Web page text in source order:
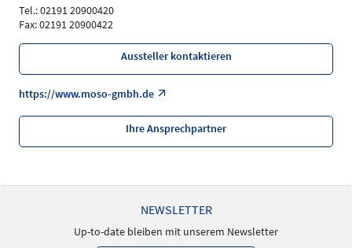
Tel.: 02191 20900420
Fax: 02191 20900422
Aussteller kontaktieren
https://www.moso-gmbh.de
Ihre Ansprechpartner
NEWSLETTER
Up-to-date bleiben mit unserem Newsletter